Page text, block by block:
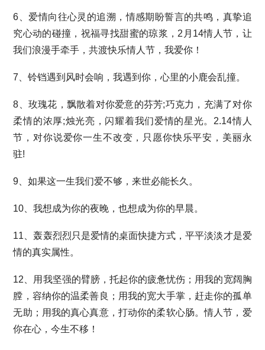
6、爱情向往心灵的追溯，情感期盼誓言的共鸣，真挚追
究心动的碰撞，祝福寻找甜蜜的琼浆，2月14情人节，让
我们浪漫手牵手，共渡快乐情人节，我爱你！
7、铃铛遇到风时会响，我遇到你，心里的小鹿会乱撞。
8、玫瑰花，飘散着对你爱意的芬芳;巧克力，充满了对你
柔情的浓厚;烛光亮，闪耀着我们爱情的星光。2.14情人
节，对你说爱你一生不改变，只愿你快乐平安，美丽永
驻!
9、如果这一生我们爱不够，来世必能长久。
10、我想成为你的夜晚，也想成为你的早晨。
11、轰轰烈烈只是爱情的桌面快捷方式，平平淡淡才是爱
情的真实属性。
12、用我坚强的臂膀，托起你的疲惫忧伤；用我的宽阔胸
膛，容纳你的温柔善良；用我的宽大手掌，赶走你的孤单
无助；用我的真心真意，打动你的柔软心肠。情人节，爱
你在心，今生不移！